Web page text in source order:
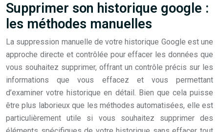
Supprimer son historique google :
les méthodes manuelles
La suppression manuelle de votre historique Google est une
approche directe et contrôlée pour effacer les données que
vous souhaitez supprimer, offrant un contrôle précis sur les
informations que vous effacez et vous permettant
d’examiner votre historique en détail. Bien que cela puisse
être plus laborieux que les méthodes automatisées, elle est
particulièrement utile si vous souhaitez supprimer des